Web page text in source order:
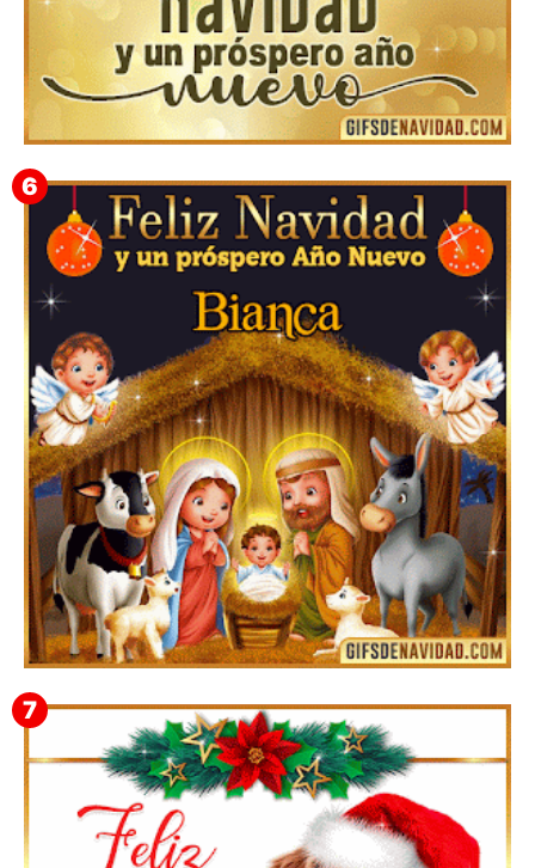
Te deseo una Feliz Navidad Bardona